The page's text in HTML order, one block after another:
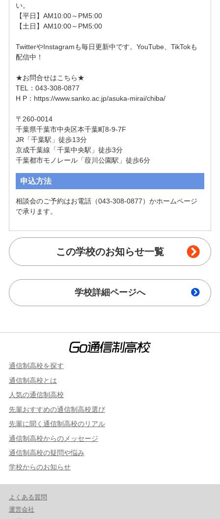
い。
【平日】AM10:00～PM5:00
【土日】AM10:00～PM5:00
TwitterやInstagramも毎日更新中です。YouTube、TikTokも
配信中！
★お問合せはこちら★
TEL：043-308-0877
H P：https://www.sanko.ac.jp/asuka-mirai/chiba/
〒260-0014
千葉県千葉市中央区本千葉町8-9-7F
JR「千葉駅」徒歩13分
京成千葉線「千葉中央駅」徒歩3分
千葉都市モノレール「葭川公園駅」徒歩6分
申込方法
相談会のご予約はお電話（043-308-0877）かホームページ
で承ります。
この学校のお知らせ一覧
学校詳細ページへ
通信制高校を探す
通信制高校とは
人気の通信制高校
先輩おすすめの通信制高校選び
先輩に聞く通信制高校のリアル
通信制高校からのメッセージ
通信制高校の疑問や悩み
学校からのお知らせ
よくある質問
運営会社